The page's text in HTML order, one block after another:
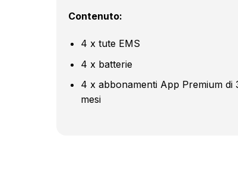
Contenuto:
4 x tute EMS
4 x batterie
4 x abbonamenti App Premium di
mesi